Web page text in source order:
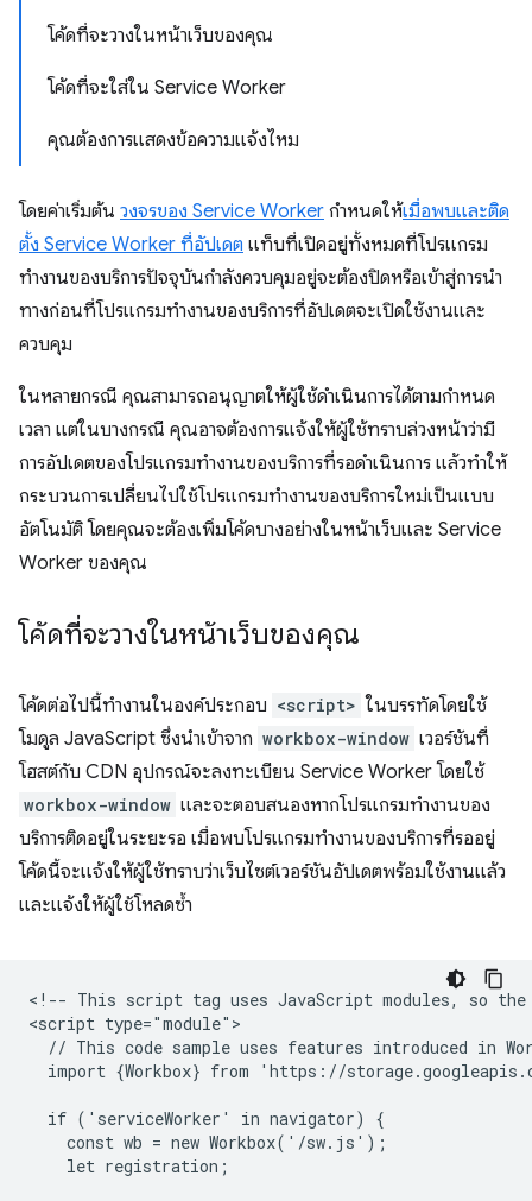
โค้ดที่จะวางในหน้าเว็บของคุณ
โค้ดที่จะใส่ใน Service Worker
คุณต้องการแสดงข้อความแจ้งไหม
โดยค่าเริ่มต้น วงจรของ Service Worker กำหนดให้เมื่อพบและติด
ตั้ง Service Worker ที่อัปเดต แท็บที่เปิดอยู่ทั้งหมดที่โปรแกรม
ทำงานของบริการปัจจุบันกำลังควบคุมอยู่จะต้องปิดหรือเข้าสู่การนำ
ทางก่อนที่โปรแกรมทำงานของบริการที่อัปเดตจะเปิดใช้งานและ
ควบคุม
ในหลายกรณี คุณสามารถอนุญาตให้ผู้ใช้ดำเนินการได้ตามกำหนด
เวลา แต่ในบางกรณี คุณอาจต้องการแจ้งให้ผู้ใช้ทราบล่วงหน้าว่ามี
การอัปเดตของโปรแกรมทำงานของบริการที่รอดำเนินการ แล้วทำให้
กระบวนการเปลี่ยนไปใช้โปรแกรมทำงานของบริการใหม่เป็นแบบ
อัตโนมัติ โดยคุณจะต้องเพิ่มโค้ดบางอย่างในหน้าเว็บและ Service
Worker ของคุณ
โค้ดที่จะวางในหน้าเว็บของคุณ
โค้ดต่อไปนี้ทำงานในองค์ประกอบ <script> ในบรรทัดโดยใช้
โมดูล JavaScript ซึ่งนำเข้าจาก workbox-window เวอร์ชันที่
โฮสต์กับ CDN อุปกรณ์จะลงทะเบียน Service Worker โดยใช้
workbox-window และจะตอบสนองหากโปรแกรมทำงานของ
บริการติดอยู่ในระยะรอ เมื่อพบโปรแกรมทำงานของบริการที่รออยู่
โค้ดนี้จะแจ้งให้ผู้ใช้ทราบว่าเว็บไซต์เวอร์ชันอัปเดตพร้อมใช้งานแล้ว
และแจ้งให้ผู้ใช้โหลดซ้ำ
<!-- This script tag uses JavaScript modules, so
<script type="module">
// This code sample uses features introduced in
import {Workbox} from 'https://
  if ('serviceWorker' in navigator) {
    const wb = new Workbox('/sw.js');
    let registration;